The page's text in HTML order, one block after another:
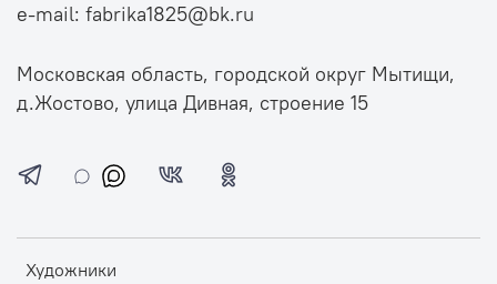
Художники
e-mail: fabrika1825@bk.ru
Московская область, городской округ Мытищи,
д.Жостово, улица Дивная, строение 15